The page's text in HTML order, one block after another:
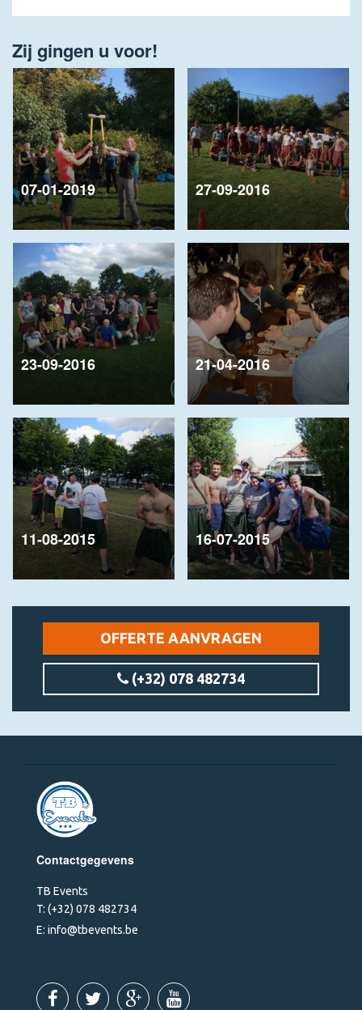
Zij gingen u voor!
07-01-2019 27-09-2016
23-09-2016 21-04-2016
11-08-2015 16-07-2015
OFFERTE AANVRAGEN
(+32) 078 482734
Contactgegevens
TB Events
T: (+32) 078 482734
E: info@tbevents.be